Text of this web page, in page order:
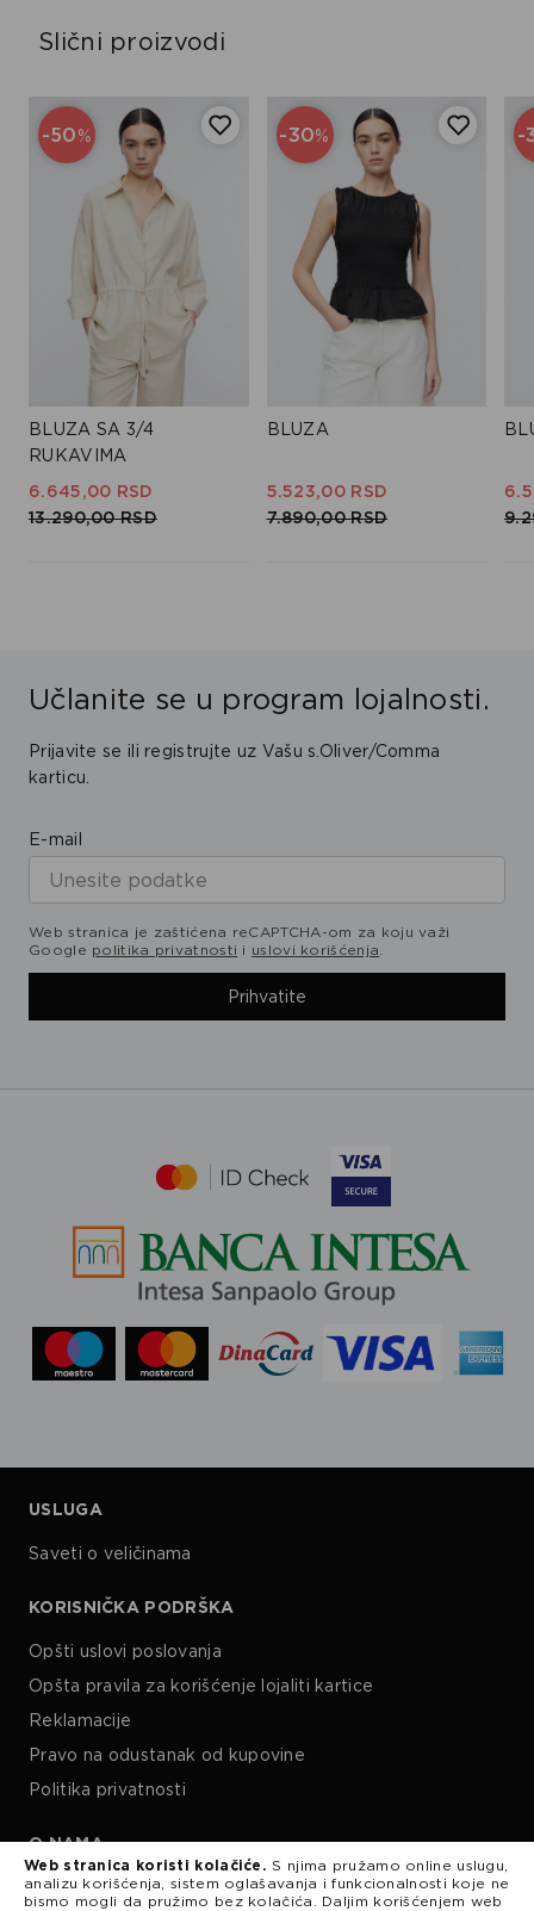
Slični proizvodi
-50%
BLUZA SA 3/4
RUKAVIMA
6.645,00 RSD
13.290,00 RSD
-30%
BLUZA
5.523,00 RSD
7.890,00 RSD
-
Učlanite se u program lojalnosti.
Prijavite se ili registrujte uz Vašu s.Oliver/Comma
karticu.
E-mail
Web stranica je zaštićena reCAPTCHA-om za koju važi
Google politika privatnosti i uslovi korišćenja.
Prihvatite
USLUGA
Saveti o veličinama
KORISNIČKA PODRŠKA
Opšti uslovi poslovanja
Opšta pravila za korišćenje lojaliti kartice
Reklamacije
Pravo na odustanak od kupovine
Politika privatnosti
O NAMA
Kariera
Web stranica koristi kolačiće. S njima pružamo online uslugu,
analizu korišćenja, sistem oglašavanja i funkcionalnosti koje ne
bismo mogli da pružimo bez kolačića. Daljim korišćenjem web